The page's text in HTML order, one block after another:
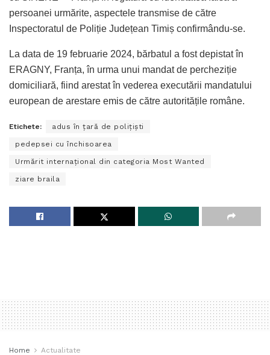
persoanei urmărite, aspectele transmise de către
Inspectoratul de Poliție Județean Timiș confirmându-se.
La data de 19 februarie 2024, bărbatul a fost depistat în
ERAGNY, Franța, în urma unui mandat de percheziție
domiciliară, fiind arestat în vederea executării mandatului
european de arestare emis de către autoritățile române.
Etichete: adus în țară de polițiști
pedepsei cu închisoarea
Urmărit internațional din categoria Most Wanted
ziare braila
Home Actualitate